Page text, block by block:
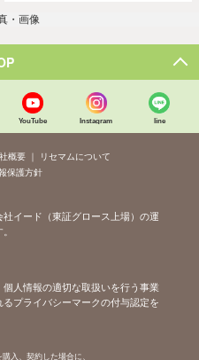
・画像
YouTube Instagram line
概要
リセマムについて
保護方針
社イード（東証グロース上場）の運
人情報の適切な取扱いを行う事業
プライバシーマークの付与認定を
入、契約した場合に、